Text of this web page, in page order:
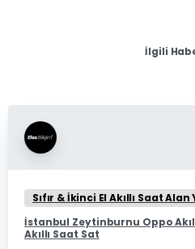
İlgili
Sıfır & İkinci El Akıllı Saat Alan
İstanbul Zeytinburnu Oppo
Akıllı Saat Sat